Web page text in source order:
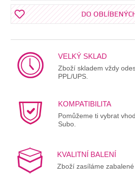
DO
VELKÝ SKLAD
Zboží skladem vždy
PPL/UPS.
KOMPATIBILITA
Pomůžeme ti vybrat
Subo.
KVALITNÍ BALENÍ
Zboží zasíláme zabalené